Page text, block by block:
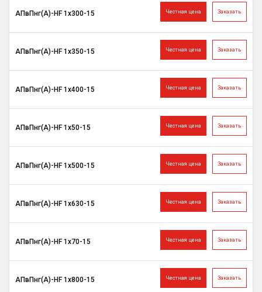
Заказать
Честная цена
АПвПнг(A)-HF 1х300-15
Заказать
Честная цена
АПвПнг(A)-HF 1х350-15
Заказать
Честная цена
АПвПнг(A)-HF 1х400-15
Заказать
Честная цена
АПвПнг(A)-HF 1х50-15
Заказать
Честная цена
АПвПнг(A)-HF 1х500-15
Заказать
Честная цена
АПвПнг(A)-HF 1х630-15
Заказать
Честная цена
АПвПнг(A)-HF 1х70-15
Заказать
Честная цена
АПвПнг(A)-HF 1х800-15